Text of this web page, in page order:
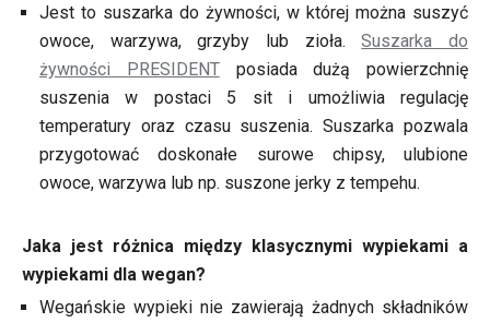
Jest to suszarka do żywności, w której można suszyć
owoce, warzywa, grzyby lub zioła.Suszarka do
żywności PRESIDENTposiada dużą powierzchnię
suszenia w postaci 5 sit i umożliwia regulację
temperatury oraz czasu suszenia. Suszarka pozwala
przygotować doskonałe surowe chipsy, ulubione
owoce, warzywa lub np. suszone jerky z tempehu.
Jaka jest różnica między klasycznymi wypiekami a
wypiekami dla wegan?
Wegańskie wypieki nie zawierają żadnych składników